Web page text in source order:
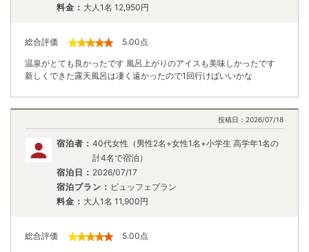
料金： 大人1名 12,950円
総合評価 5.00点
温泉がとても良かったです 風呂上がりのアイスも美味しかったです
新しくできた露天風呂は凄く遠かったので1回行けばいいかな
投稿日： 2026/07/18
宿泊者： 40代女性（男性2名+女性1名+小学生 高学年1名の
計4名で宿泊）
宿泊日： 2026/07/17
宿泊プラン： ビュッフェプラン
料金： 大人1名 11,900円
総合評価 5.00点